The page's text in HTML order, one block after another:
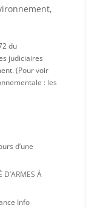
,
du
judiciaires
(Pour voir
: les
d’une
D’ARMES À
Info